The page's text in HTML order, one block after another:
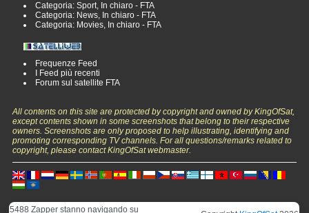
Categoria: Sport, In chiaro - FTA
Categoria: News, In chiaro - FTA
Categoria: Movies, In chiaro - FTA
Frequenze Feed
I Feed più recenti
Forum sul satellite FTA
All contents on this site are protected by copyright and owned by KingOfSat,
except contents shown in some screenshots that belong to their respective
owners. Screenshots are only proposed to help illustrating, identifying and
promoting corresponding TV channels. For all questions/remarks related to
copyright, please contact KingOfSat webmaster.
5488 Zapper stanno navigando su